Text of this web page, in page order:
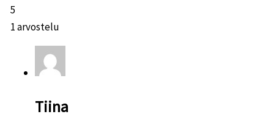
5
1 arvostelu
Tiina